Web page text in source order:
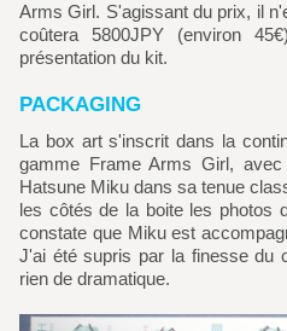
Arms Girl. S'agissant du prix, il
coûtera 5800JPY (environ
présentation du kit.
PACKAGING
La box art s'inscrit dans la continuité de ce qui se fait dans la
gamme Frame Arms Girl,
Hatsune Miku dans sa tenue
les côtés de la boite les photos
constate que Miku est
J'ai été supris par la finesse du
rien de dramatique.